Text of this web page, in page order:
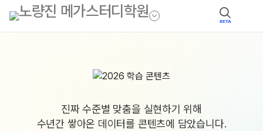
BETA
진짜 수준별 맞춤을 실현하기 위해
수년간 쌓아온 데이터를 콘텐츠에 담았습니다.